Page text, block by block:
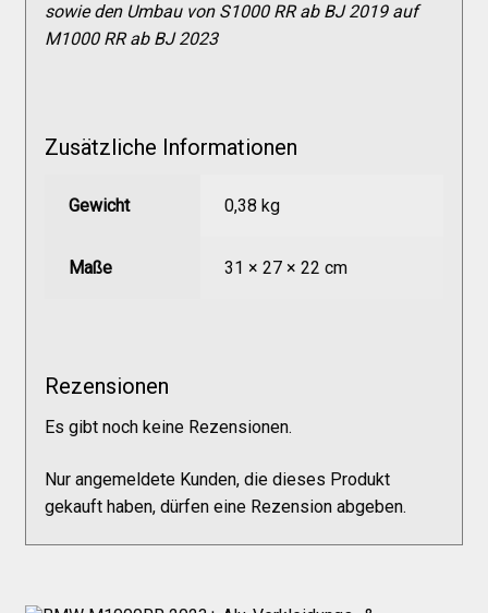
Allgemeine Geschäftsbedingungen
Impressum
Zahlungsarten
sowie den Umbau von S1000 RR ab BJ 2019 auf
M1000 RR ab BJ 2023
Zusätzliche Informationen
Gewicht 0,38 kg
Maße 31 × 27 × 22 cm
Rezensionen
Es gibt noch keine Rezensionen.
Nur angemeldete Kunden, die dieses Produkt
gekauft haben, dürfen eine Rezension abgeben.